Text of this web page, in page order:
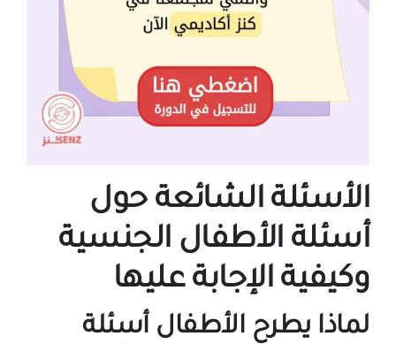
الأسئلة الشائعة حول
أسئلة الأطفال الجنسية
وكيفية الإجابة عليها
لماذا يطرح الأطفال أسئلة